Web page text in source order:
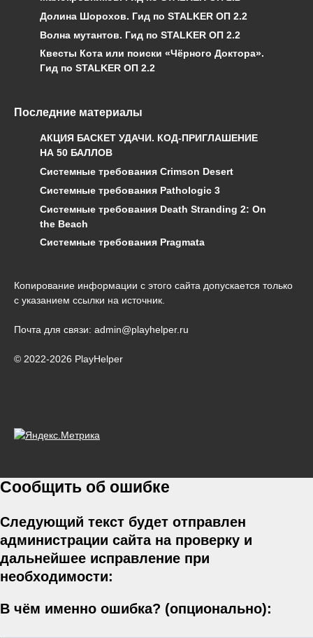
Долина Шорохов. Гид по STALKER ОП 2.2
Волна мутантов. Гид по STALKER ОП 2.2
Квесты Кота или поиски «Чёрного Доктора».
Гид по STALKER ОП 2.2
Последние материалы
АКЦИЯ БАСКЕТ УДАЧИ. КОД-ПРИГЛАШЕНИЕ
НА 50 БАЛЛОВ
Системные требования Crimson Desert
Системные требования Pathologic 3
Системные требования Death Stranding 2: On
the Beach
Системные требования Pragmata
Копирование информации с этого сайта допускается только
с указанием ссылки на источник.
Почта для связи: admin@playhelper.ru
© 2022-2026 PlayHelper
Сообщить об ошибке
Следующий текст будет отправлен
администрации сайта на проверку и
дальнейшее исправление при
необходимости:
В чём именно ошибка? (опционально):